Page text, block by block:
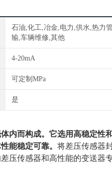
石油,化工,冶金,电力,供水,热力
输,车辆维修,其他
4-20mA
可定制MPa
是
内而构成。它选用高稳定性
能稳定可靠。 将差压传感器
压传感器和高性能的变送器